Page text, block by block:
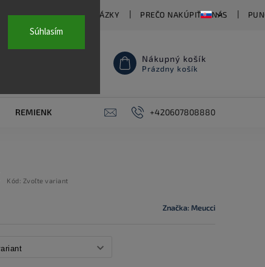
Súhlasím
ČASTO KLADENÉ OTÁZKY PREČO NAKÚPIŤ U NÁS
Nákupný košík
Prázdny košík
REMIENKY NA HODINKY AKCE PIERCING
+420607808880
Kód: Zvoľte variant
Značka: Meucci